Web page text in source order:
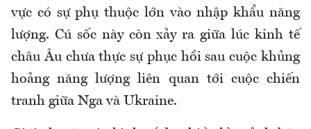
vực có sự phụ thuộc lớn vào nhập khẩu năng
lượng. Cú sốc này còn xảy ra giữa lúc kinh tế
châu Âu chưa thực sự phục hồi sau cuộc khủng
hoảng năng lượng liên quan tới cuộc chiến
tranh giữa Nga và Ukraine.